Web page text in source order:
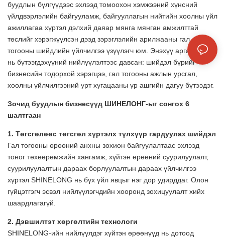
буудлын бүлгүүдээс эхлээд томоохон хэмжээний хүнсний
үйлдвэрлэлийн байгууламж, байгууллагын нийтийн хоолны үйл
ажиллагаа хүртэл дэлхий даяар мянга мянган амжилттай
төслийг хэрэгжүүлсэн дээд зэрэглэлийн арилжааны гал
тогооны шийдлийн үйлчилгээ үзүүлэгч юм. Энэхүү арга барил
нь бүтээгдэхүүний нийлүүлэлтээс давсан: шийдэл бүрийг
бизнесийн тодорхой хэрэгцээ, гал тогооны ажлын урсгал,
хоолны үйлчилгээний урт хугацааны үр ашгийн дагуу бүтээдэг.
Зочид буудлын бизнесүүд ШИНЕЛОНГ-ыг сонгох 6
шалтгаан
1. Төгсгөлөөс төгсгөл хүртэлх түлхүүр гардуулах шийдэл
Гал тогооны өрөөний анхны зохион байгуулалтаас эхлээд
тоног төхөөрөмжийн хангамж, хүйтэн өрөөний суурилуулалт,
суурилуулалтын дараах борлуулалтын дараах үйлчилгээ
хүртэл SHINELONG нь бүх үйл явцыг нэг дор удирддаг. Олон
гүйцэтгэгч эсвэл нийлүүлэгчдийн хооронд зохицуулалт хийх
шаардлагагүй.
2. Дэвшилтэт хөргөлтийн технологи
SHINELONG-ийн нийлүүлдэг хүйтэн өрөөнүүд нь дотоод